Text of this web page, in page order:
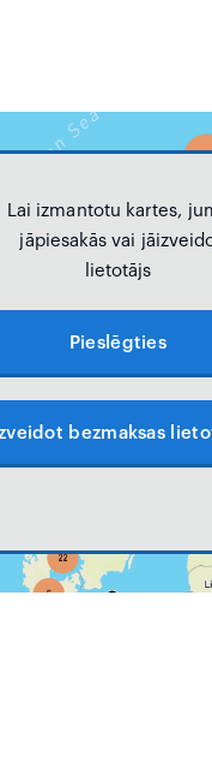
Lai izmantotu kartes,
jāpiesakās vai
lietotājs
Pieslēgties
bezmaksas